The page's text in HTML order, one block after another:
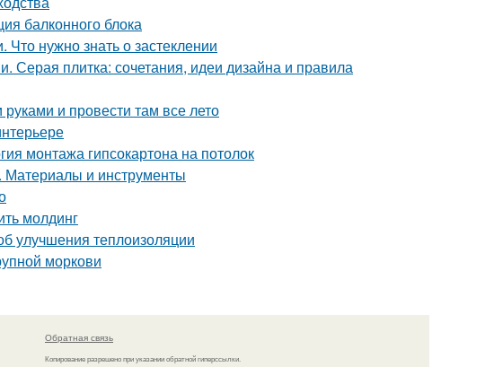
балконного блока
нужно знать о застеклении
Серая плитка: сочетания, идеи дизайна и правила
и провести там все лето
монтажа гипсокартона на потолок
Материалы и инструменты
молдинг
улучшения теплоизоляции
моркови
Обратная связь
Копирование разрешено при указании обратной гиперссылки.